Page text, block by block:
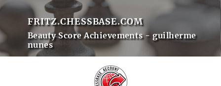
FRITZ.CHESSBASE.COM
Beauty Score Achievements - guilherme
nunes